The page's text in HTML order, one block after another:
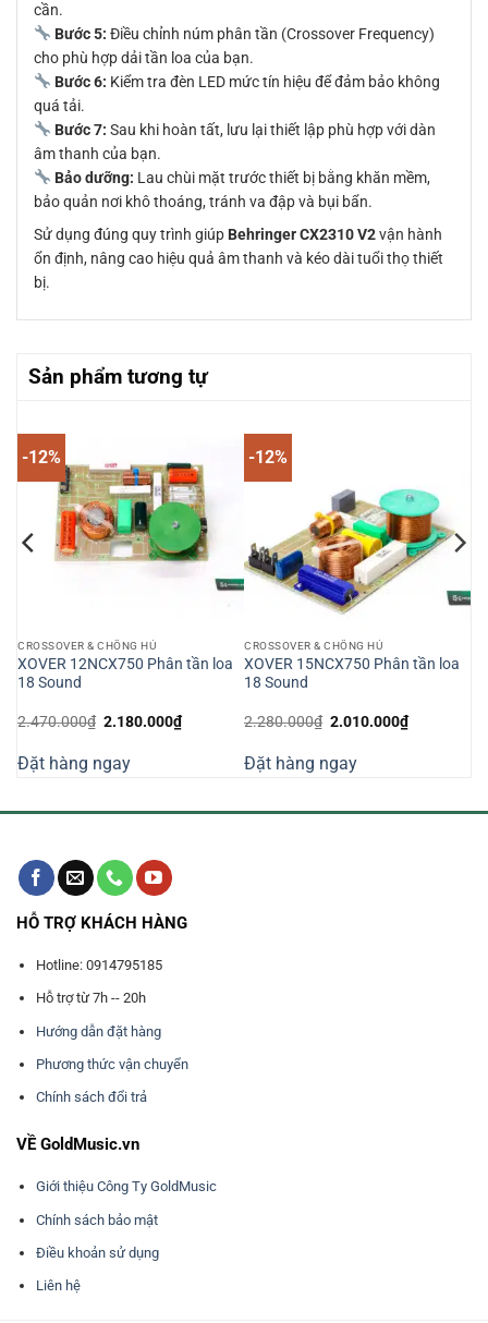
cần.
Bước 5: Điều chỉnh núm phân tần (Crossover Frequency)
cho phù hợp dải tần loa của bạn.
Bước 6: Kiểm tra đèn LED mức tín hiệu để đảm bảo không
quá tải.
Bước 7: Sau khi hoàn tất, lưu lại thiết lập phù hợp với dàn
âm thanh của bạn.
Bảo dưỡng: Lau chùi mặt trước thiết bị bằng khăn mềm,
bảo quản nơi khô thoáng, tránh va đập và bụi bẩn.
Sử dụng đúng quy trình giúp Behringer CX2310 V2vận hành
ổn định, nâng cao hiệu quả âm thanh và kéo dài tuổi thọ thiết
bị.
Sản phẩm tương tự
-12%
CROSSOVER & CHỐNG HÚ
XOVER 12NCX750 Phân tần loa
18 Sound
2.470.000₫ Giá
2.470.000₫.
2.180.000₫Giá
hiện
2.180.000₫.
Đặt hàng ngay
-12%
CROSSOVER & CHỐNG HÚ
XOVER 15NCX750 Phân tần loa
18 Sound
2.280.000₫ Giá
2.280.000₫.
2.010.000₫Giá
hiện
Đặt hàng ngay
HỖ TRỢ KHÁCH HÀNG
Hotline: 0914795185
Hỗ trợ từ 7h -- 20h
Hướng dẫn đặt hàng
Phương thức vận chuyển
Chính sách đổi trả
VỀ GoldMusic.vn
Giới thiệu Công Ty GoldMusic
Chính sách bảo mật
Điều khoản sử dụng
Liên hệ